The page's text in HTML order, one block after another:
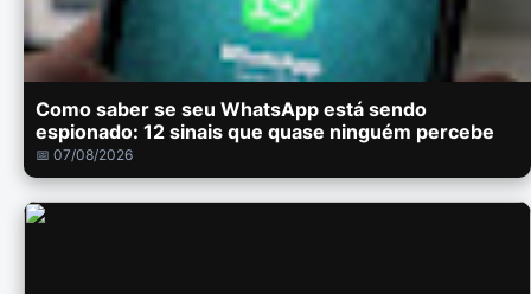
Como saber se seu WhatsApp está sendo
espionado: 12 sinais que quase ninguém percebe
📅 07/08/2026